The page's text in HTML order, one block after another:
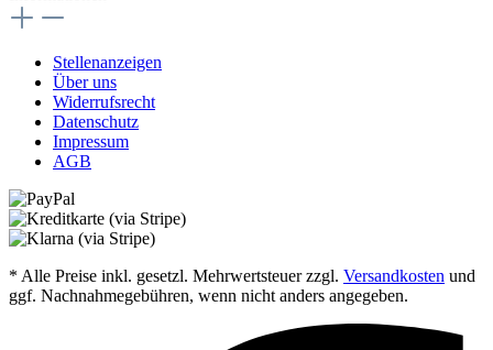
Stellenanzeigen
Über uns
Widerrufsrecht
Datenschutz
Impressum
AGB
* Alle Preise inkl. gesetzl. Mehrwertsteuer zzgl. Versandkosten und
ggf. Nachnahmegebühren, wenn nicht anders angegeben.